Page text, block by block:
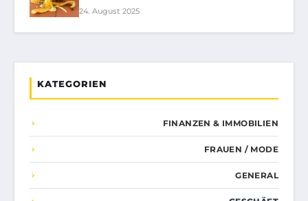
24. August 2025
KATEGORIEN
FINANZEN & IMMOBILIEN
FRAUEN / MODE
GENERAL